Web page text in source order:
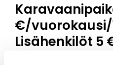
€/vuorokausi/
Lisähenkilöt 5